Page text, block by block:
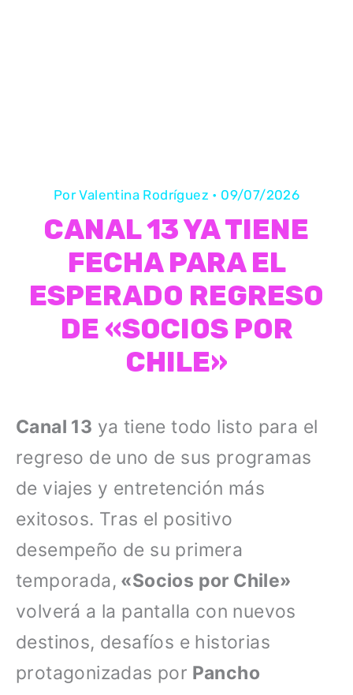
PorValentina Rodríguez • 09/07/2026
CANAL 13 YA TIENE
FECHA PARA EL
ESPERADO REGRESO
DE «SOCIOS POR
CHILE»
Canal 13 ya tiene todo listo para el
regreso de uno de sus programas
de viajes y entretención más
exitosos. Tras el positivo
desempeño de su primera
temporada, «Socios por Chile»
volverá a la pantalla con nuevos
destinos, desafíos e historias
protagonizadas por Pancho